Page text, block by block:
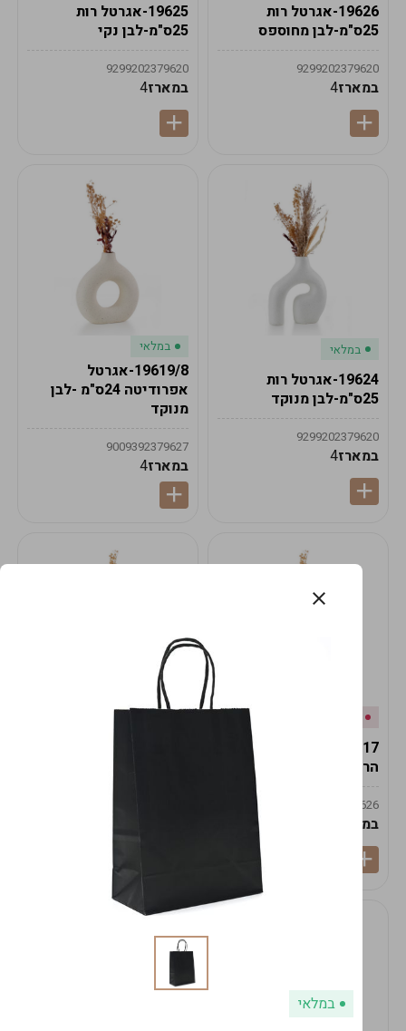
19626-אגרטל רות
25ס"מ-לבן מחוספס
9299202379620
במארז4
19625-אגרטל רות
25ס"מ-לבן נקי
9299202379620
במארז4
במלאי
19624-אגרטל רות
25ס"מ-לבן מנוקד
9299202379620
במארז4
במלאי
19619/8-אגרטל
אפרודיטה 24ס"מ -לבן
מנוקד
9009392379627
במארז4
הרמס 19ס"מ -לבן נקי
9009492379626
במארז
19617/6-אגרטל הרמס
במלאי